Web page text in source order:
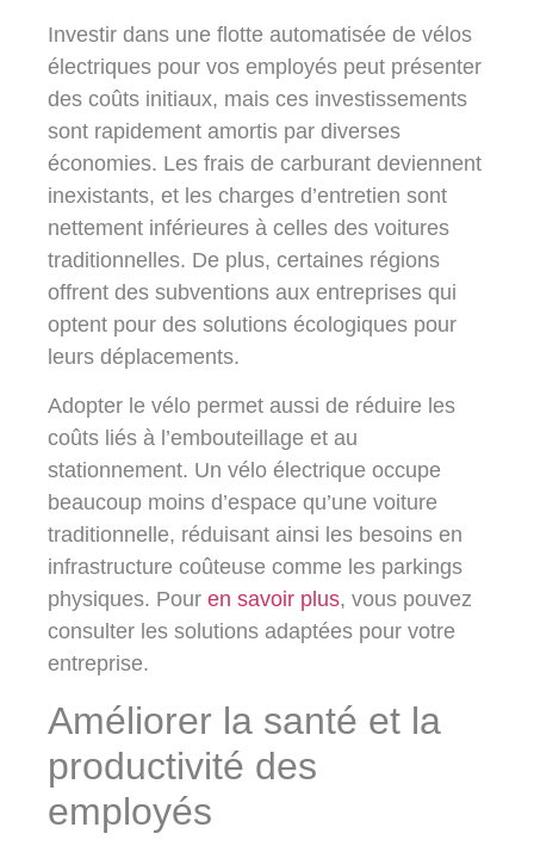
Investir dans une flotte automatisée de vélos
électriques pour vos employés peut présenter
des coûts initiaux, mais ces investissements
sont rapidement amortis par diverses
économies. Les frais de carburant deviennent
inexistants, et les charges d’entretien sont
nettement inférieures à celles des voitures
traditionnelles. De plus, certaines régions
offrent des subventions aux entreprises qui
optent pour des solutions écologiques pour
leurs déplacements.
Adopter le vélo permet aussi de réduire les
coûts liés à l’embouteillage et au
stationnement. Un vélo électrique occupe
beaucoup moins d’espace qu’une voiture
traditionnelle, réduisant ainsi les besoins en
infrastructure coûteuse comme les parkings
physiques. Pour en savoir plus, vous pouvez
consulter les solutions adaptées pour votre
entreprise.
Améliorer la santé et la
productivité des
employés